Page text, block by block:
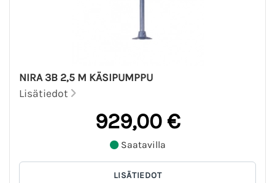
NIRA 3B 2,5 M KÄSIPUMPPU
Lisätiedot
929,00 €
Saatavilla